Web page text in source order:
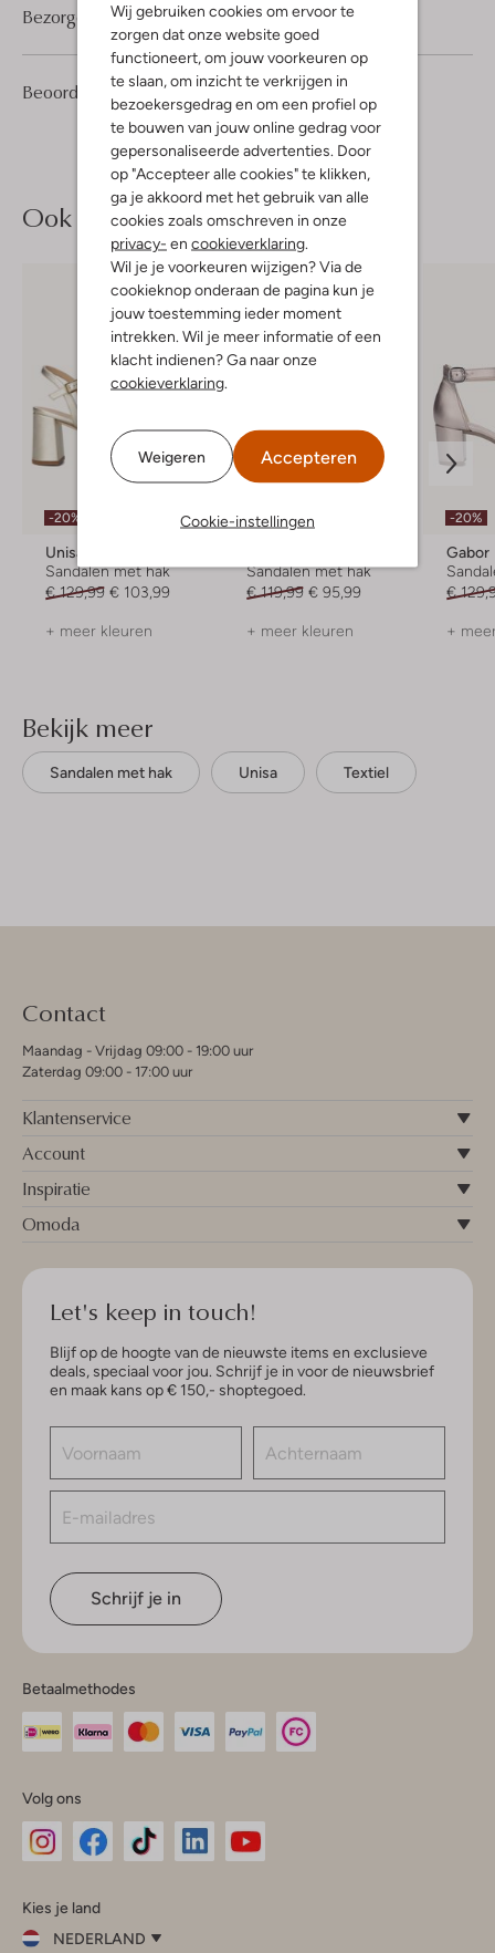
Wij gebruiken cookies om ervoor te
zorgen dat onze website goed
functioneert, om jouw voorkeuren op
te slaan, om inzicht te verkrijgen in
bezoekersgedrag en om een profiel op
te bouwen van jouw online gedrag voor
gepersonaliseerde advertenties. Door
op "Accepteer alle cookies" te klikken,
ga je akkoord met het gebruik van alle
cookies zoals omschreven in onze
privacy- en cookieverklaring.
Wil je je voorkeuren wijzigen? Via de
cookieknop onderaan de pagina kun je
jouw toestemming ieder moment
intrekken. Wil je meer informatie of een
klacht indienen? Ga naar onze
cookieverklaring.
Weigeren Accepteren
Cookie-instellingen
Beoordelingen (1) 5/5
1
5
Sterren
Bezorgen & retourneren
Ook iets voor jou?
-20%
Unisa
Sandalen met hak
€ 129,99 € 103,99
+ meer kleuren
-20%
Sandalen met hak
€ 119,99 € 95,99
+ meer kleuren
-20%
Gabor
€
+
Bekijk meer
Sandalen met hak Unisa Textiel
Contact
Maandag - Vrijdag 09:00 - 19:00 uur
Zaterdag 09:00 - 17:00 uur
Klantenservice
Account
Inspiratie
Omoda
Let's keep in touch!
Blijf op de hoogte van de nieuwste items en exclusieve
deals, speciaal voor jou. Schrijf je in voor de nieuwsbrief
en maak kans op € 150,- shoptegoed.
Schrijf je in
Betaalmethodes
Volg ons
InstagramFacebook
Kies je land
NEDERLAND